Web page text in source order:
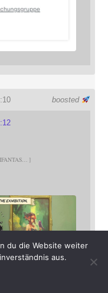
boosted
du die Website weiter
aus.